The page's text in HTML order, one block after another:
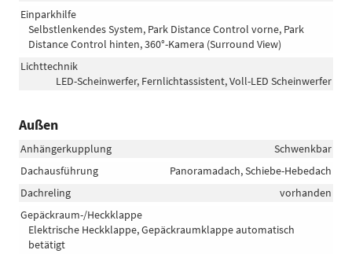
Einparkhilfe
Selbstlenkendes System, Park Distance Control vorne, Park
Distance Control hinten, 360°-Kamera (Surround View)
Lichttechnik
LED-Scheinwerfer, Fernlichtassistent, Voll-LED Scheinwerfer
Außen
Anhängerkupplung
Schwenkbar
Dachausführung
Panoramadach, Schiebe-Hebedach
Dachreling
vorhanden
Gepäckraum-/Heckklappe
Elektrische Heckklappe, Gepäckraumklappe automatisch
betätigt